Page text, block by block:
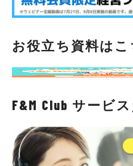
お役立ち資料はこ
F&M Club サービ